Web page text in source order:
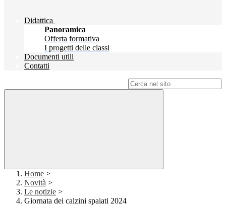
Didattica
Panoramica
Offerta formativa
I progetti delle classi
Documenti utili
Contatti
Home >
Novità >
Le notizie >
Giornata dei calzini spaiati 2024